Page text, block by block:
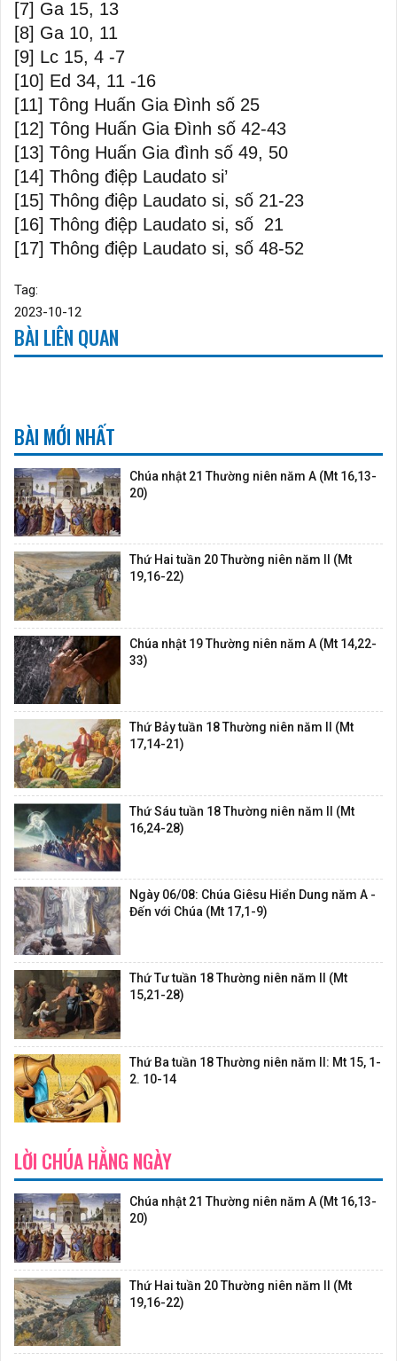
[7] Ga 15, 13
[8] Ga 10, 11
[9] Lc 15, 4 -7
[10] Ed 34, 11 -16
[11] Tông Huấn Gia Đình số 25
[12] Tông Huấn Gia Đình số 42-43
[13] Tông Huấn Gia đình số 49, 50
[14] Thông điệp Laudato si’
[15] Thông điệp Laudato si, số 21-23
[16] Thông điệp Laudato si, số 21
[17] Thông điệp Laudato si, số 48-52
Tag:
2023-10-12
BÀI LIÊN QUAN
BÀI MỚI NHẤT
Chúa nhật 21 Thường niên năm A (Mt 16,13-
20)
Thứ Hai tuần 20 Thường niên năm II (Mt
19,16-22)
Chúa nhật 19 Thường niên năm A (Mt 14,22-
33)
Thứ Bảy tuần 18 Thường niên năm II (Mt
17,14-21)
Thứ Sáu tuần 18 Thường niên năm II (Mt
16,24-28)
Ngày 06/08: Chúa Giêsu Hiển Dung năm A -
Đến với Chúa (Mt 17,1-9)
Thứ Tư tuần 18 Thường niên năm II (Mt
15,21-28)
Thứ Ba tuần 18 Thường niên năm II: Mt 15, 1-
2. 10-14
LỜI CHÚA HẰNG NGÀY
Chúa nhật 21 Thường niên năm A (Mt 16,13-
20)
Thứ Hai tuần 20 Thường niên năm II (Mt
19,16-22)